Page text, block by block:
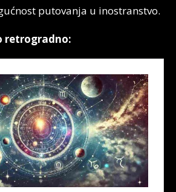
putovanja u inostranstvo.
retrogradno: